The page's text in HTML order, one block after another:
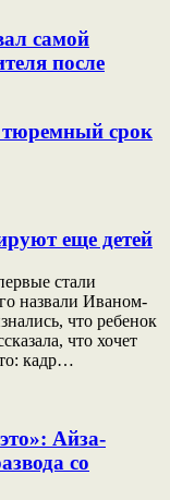
самой
после
срок
еще детей
стали
назвали Иваном-
что ребенок
что хочет
кадр…
Айза-
со